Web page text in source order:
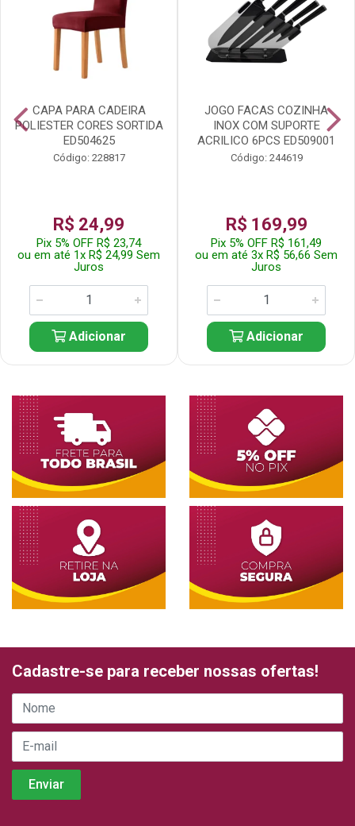
CAPA PARA CADEIRA
POLIESTER CORES SORTIDA
ED504625
Código: 228817
R$ 24,99
Pix 5% OFF R$ 23,74
ou em até 1x R$ 24,99 Sem
Juros
Adicionar
JOGO FACAS COZINHA
INOX COM SUPORTE
ACRILICO 6PCS ED509001
Código: 244619
R$ 169,99
Pix 5% OFF R$ 161,49
ou em até 3x R$ 56,66 Sem
Juros
Adicionar
Cadastre-se para receber nossas ofertas!